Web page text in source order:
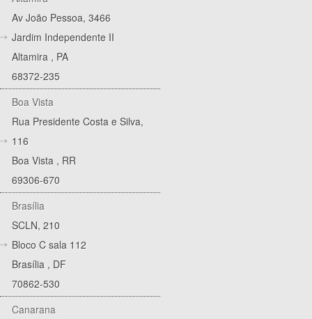
Av João Pessoa, 3466
Jardim Independente II
Altamira , PA
68372-235
Boa Vista
Rua Presidente Costa e Silva,
116
Boa Vista , RR
69306-670
Brasília
SCLN, 210
Bloco C sala 112
Brasília , DF
70862-530
Canarana